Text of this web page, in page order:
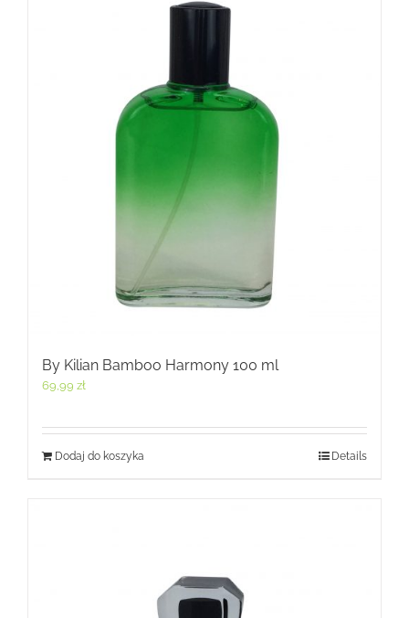
By Kilian Bamboo Harmony 100 ml
69,99 zł
Dodaj do koszyka Details